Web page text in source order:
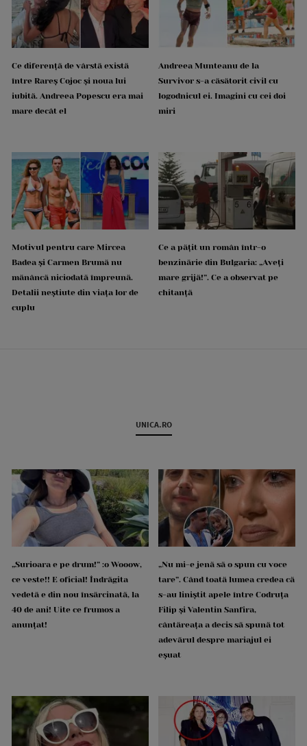
Ce diferență de vârstă există
între Rareș Cojoc și noua lui
iubită. Andreea Popescu era mai
mare decât el
Andreea Munteanu de la
Survivor s-a căsătorit civil cu
logodnicul ei. Imagini cu cei doi
miri
Motivul pentru care Mircea
Badea și Carmen Brumă nu
mănâncă niciodată împreună.
Detalii neștiute din viața lor de
cuplu
Ce a pățit un român într-o
benzinărie din Bulgaria: „Aveți
mare grijă!”. Ce a observat pe
chitanță
UNICA.RO
„Surioara e pe drum!” :o Wooow,
ce veste!! E oficial! Îndrăgita
vedetă e din nou însărcinată, la
40 de ani! Uite ce frumos a
anunțat!
„Nu mi-e jenă să o spun cu voce
tare”. Când toată lumea credea că
s-au liniștit apele între Codruța
Filip și Valentin Sanfira,
cântăreața a decis să spună tot
adevărul despre mariajul ei
eșuat